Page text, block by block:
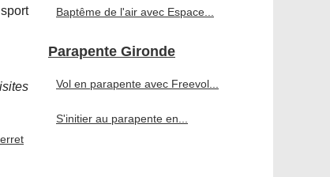
Baptême de l'air avec Espace...
Parapente Gironde
Vol en parapente avec Freevol...
S'initier au parapente en...